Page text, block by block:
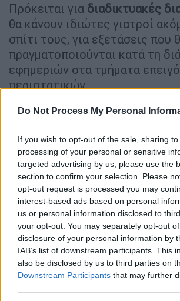
Do Not Process My Personal
If you wish to opt-out of the sale, sharing
processing of your personal or sensitive
targeted advertising by us, please use the
section to confirm your selection. Please
opt-out request is processed you may
interest-based ads based on personal
us or personal information disclosed to
your opt-out. You may separately opt-out
disclosure of your personal information by
IAB’s list of downstream participants. This
also be disclosed by us to third parties on
Downstream Participants that may further
Πρόκειται για διαδικτυακές
θα κάνουν ιδιώτες γιατροί
σπίτι τους, για εξετάσεις που
πραγματοποιούνται κατά τη
εφημεριών στα τμήματα
περιστατικών.
ΔΙΑΒΑΣΤΕ ΕΠΙΣΗΣ
Υγεία|27.08.2025 17:49
Ανησυχία στον «Άγιο
επικίνδυνο μύκητα - Τι
Άδωνις Γεωργιάδης
Πολιτική|01.09.2025 10:46
Γεωργιάδης για
νοσοκομείο Σύρου: Είναι οι
εμπόδισαν το ισραηλινό